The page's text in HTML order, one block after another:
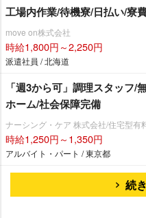
工場内作業/待機寮/日払い/寮
move on株式会社
時給1,800円～2,250円
派遣社員 / 北海道
「週3から可」調理スタッフ/
ホーム/社会保障完備
ナーシング・ケア 株式会社/住宅型
時給1,250円～1,350円
アルバイト・パート / 東京都
続